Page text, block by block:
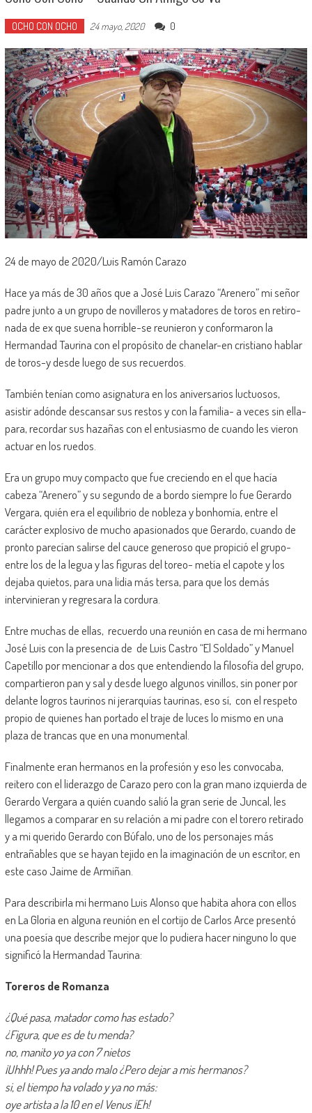
OCHO CON OCHO 24 mayo, 2020 0
24 de mayo de 2020/Luis Ramón Carazo
Hace ya más de 30 años que a José Luis Carazo “Arenero” mi señor
padre junto a un grupo de novilleros y matadores de toros en retiro-
nada de ex que suena horrible-se reunieron y conformaron la
Hermandad Taurina con el propósito de chanelar-en cristiano hablar
de toros-y desde luego de sus recuerdos.
También tenían como asignatura en los aniversarios luctuosos,
asistir adónde descansar sus restos y con la familia- a veces sin ella-
para, recordar sus hazañas con el entusiasmo de cuando les vieron
actuar en los ruedos.
Era un grupo muy compacto que fue creciendo en el que hacía
cabeza “Arenero” y su segundo de a bordo siempre lo fue Gerardo
Vergara, quién era el equilibrio de nobleza y bonhomía, entre el
carácter explosivo de mucho apasionados que Gerardo, cuando de
pronto parecían salirse del cauce generoso que propició el grupo-
entre los de la legua y las figuras del toreo- metía el capote y los
dejaba quietos, para una lidia más tersa, para que los demás
intervinieran y regresara la cordura.
Entre muchas de ellas, recuerdo una reunión en casa de mi hermano
José Luis con la presencia de de Luis Castro “El Soldado” y Manuel
Capetillo por mencionar a dos que entendiendo la filosofía del grupo,
compartieron pan y sal y desde luego algunos vinillos, sin poner por
delante logros taurinos ni jerarquías taurinas, eso sí, con el respeto
propio de quienes han portado el traje de luces lo mismo en una
plaza de trancas que en una monumental.
Finalmente eran hermanos en la profesión y eso les convocaba,
reitero con el liderazgo de Carazo pero con la gran mano izquierda de
Gerardo Vergara a quién cuando salió la gran serie de Juncal, les
llegamos a comparar en su relación a mi padre con el torero retirado
y a mi querido Gerardo con Búfalo, uno de los personajes más
entrañables que se hayan tejido en la imaginación de un escritor, en
este caso Jaime de Armiñan.
Para describirla mi hermano Luis Alonso que habita ahora con ellos
en La Gloria en alguna reunión en el cortijo de Carlos Arce presentó
una poesía que describe mejor que lo pudiera hacer ninguno lo que
significó la Hermandad Taurina:
Toreros de Romanza
¿Qué pasa, matador como has estado?
¿Figura, que es de tu menda?
no, manito yo ya con 7 nietos
¡Uhhh! Pues ya ando malo ¿Pero dejar a mis hermanos?
si, el tiempo ha volado y ya no más:
oye artista a la 10 en el Venus ¡Eh!